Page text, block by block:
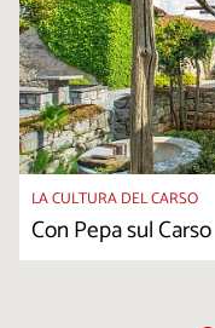
LA CULTURA DEL CARSO
Con Pepa sul Carso